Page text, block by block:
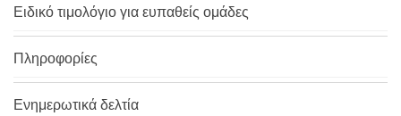
Ειδικό τιμολόγιο για ευπαθείς ομάδες
Πληροφορίες
Ενημερωτικά δελτία